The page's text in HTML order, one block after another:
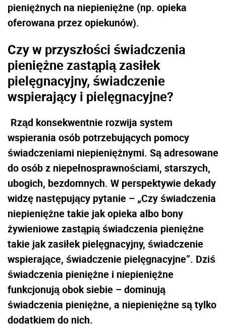
pieniężnych na niepieniężne (np. opieka
oferowana przez opiekunów).
Czy w przyszłości świadczenia
pieniężne zastąpią zasiłek
pielęgnacyjny, świadczenie
wspierający i pielęgnacyjne?
Rząd konsekwentnie rozwija system
wspierania osób potrzebujących pomocy
świadczeniami niepieniężnymi. Są adresowane
do osób z niepełnosprawnościami, starszych,
ubogich, bezdomnych. W perspektywie dekady
widzę następujący pytanie – „Czy świadczenia
niepieniężne takie jak opieka albo bony
żywieniowe zastąpią świadczenia pieniężne
takie jak zasiłek pielęgnacyjny, świadczenie
wspierające, świadczenie pielęgnacyjne”. Dziś
świadczenia pieniężne i niepieniężne
funkcjonują obok siebie – dominują
świadczenia pieniężne, a niepieniężne są tylko
dodatkiem do nich.